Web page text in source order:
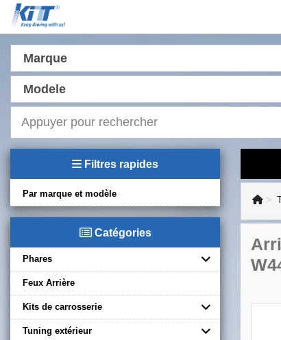
Marque
Modele
Filtres rapides
Par marque et modèle
Catégories
Phares
Feux Arrière
Kits de carrosserie
Tuning extérieur